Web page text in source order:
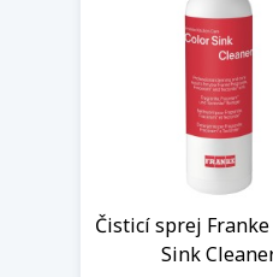
Čisticí sprej
Sink